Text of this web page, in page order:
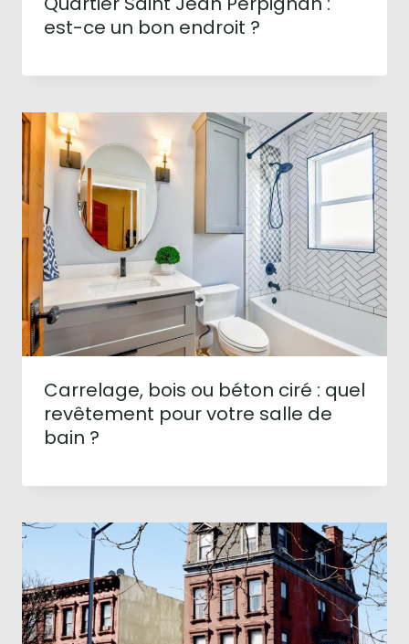
est-ce un bon endroit ?
Carrelage, bois ou béton ciré : quel
revêtement pour votre salle de
bain ?